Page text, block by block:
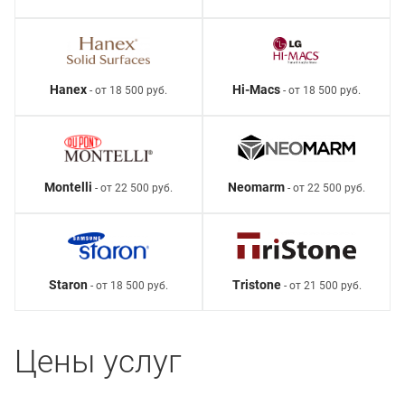
Hanex - от 18 500 руб. Hi-Macs - от 18 500 руб.
Montelli - от 22 500 руб. Neomarm - от 22 500 руб.
Staron - от 18 500 руб. Tristone- от 21 500 руб.
Цены услуг